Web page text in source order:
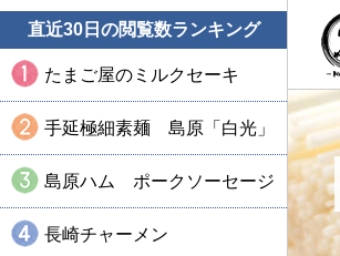
直近30日の閲覧数ランキング
たまご屋のミルクセーキ
手延極細素麺 島原「白光」
島原ハム ポークソーセージ
長崎チャーメン